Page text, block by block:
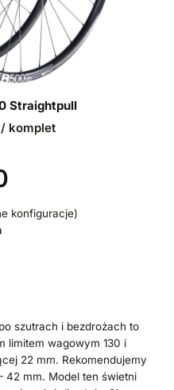
Straightpull
/ komplet
konfiguracje)
szutrach i bezdrożach to
limitem wagowym 130 i
22 mm. Rekomendujemy
42 mm. Model ten świetni